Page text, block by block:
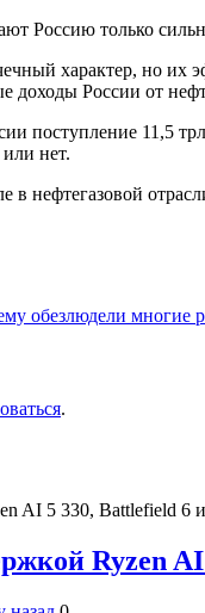
Россию только
характер, но их
доходы России от
поступление 11,5
нет.
нефтегазовой
обезлюдели многие
.
Ryzen